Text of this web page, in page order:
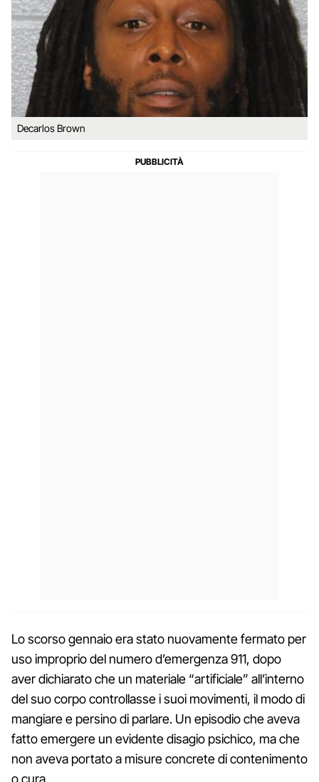
Decarlos Brown
Lo scorso gennaio era stato nuovamente fermato per
uso improprio del numero d’emergenza 911, dopo
aver dichiarato che un materiale “artificiale” all’interno
del suo corpo controllasse i suoi movimenti, il modo di
mangiare e persino di parlare. Un episodio che aveva
fatto emergere un evidente disagio psichico, ma che
non aveva portato a misure concrete di contenimento
o cura.